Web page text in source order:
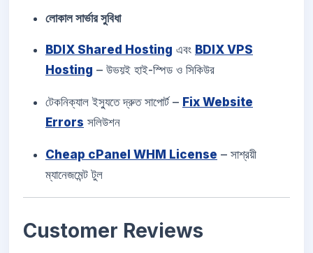
লোকাল সার্ভার সুবিধা
BDIX Shared Hosting এবং BDIX VPS
Hosting – উভয়ই হাই-স্পিড ও সিকিউর
টেকনিক্যাল ইস্যুতে দ্রুত সাপোর্ট – Fix Website
Errors সলিউশন
Cheap cPanel WHM License – সাশ্রয়ী
ম্যানেজমেন্ট টুল
Customer Reviews